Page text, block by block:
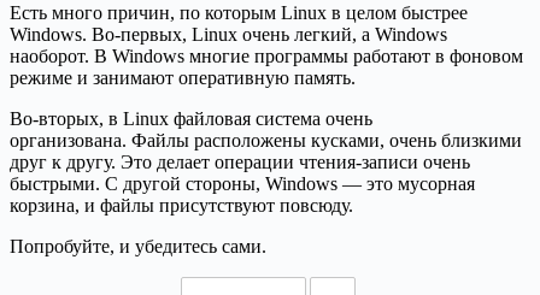
Есть много причин, по которым Linux в целом быстрее
Windows. Во-первых, Linux очень легкий, а Windows
наоборот. В Windows многие программы работают в фоновом
режиме и занимают оперативную память.
Во-вторых, в Linux файловая система очень
организована. Файлы расположены кусками, очень близкими
друг к другу. Это делает операции чтения-записи очень
быстрыми. С другой стороны, Windows — это мусорная
корзина, и файлы присутствуют повсюду.
Попробуйте, и убедитесь сами.